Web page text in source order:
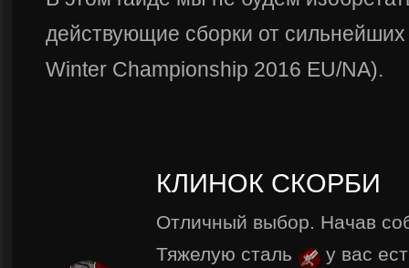
действующие сборки от сильнейших
Winter Championship 2016 EU/NA).
КЛИНОК СКОРБИ
Отличный выбор. Начав
Тяжелую сталь
у вас